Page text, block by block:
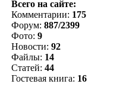
Всего на сайте:
Комментарии: 175
Форум: 887/2399
Фото: 9
Новости: 92
Файлы: 14
Статей: 44
Гостевая книга: 16